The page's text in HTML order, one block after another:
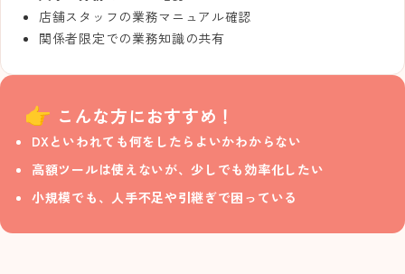
店舗スタッフの業務マニュアル確認
関係者限定での業務知識の共有
こんな方におすすめ！
DXといわれても何をしたらよいかわからない
高額ツールは使えないが、少しでも効率化したい
小規模でも、人手不足や引継ぎで困っている